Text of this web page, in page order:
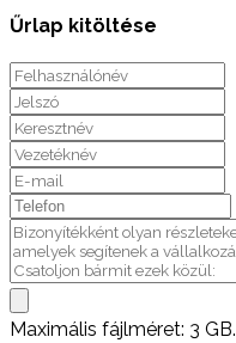
Űrlap kitöltése
Maximális fájlméret: 3 GB.